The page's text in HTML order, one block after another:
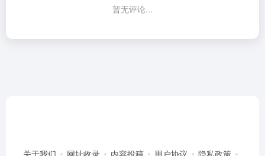
暂无评论...
关于我们 网址收录 内容投稿 用户协议 隐私政策